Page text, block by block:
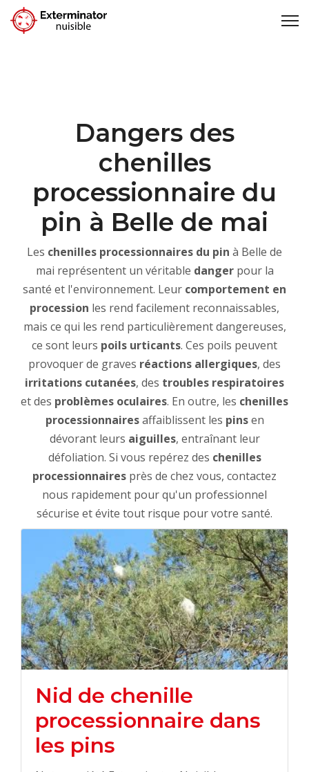
Dangers des
chenilles
processionnaire du
pin à Belle de mai
Les chenilles processionnaires du pin à Belle de
mai représentent un véritable dangerpour la
santé et l'environnement. Leur comportement en
procession les rend facilement reconnaissables,
mais ce qui les rend particulièrement dangereuses,
ce sont leurs poils urticants. Ces poils peuvent
provoquer de graves réactions allergiques, des
irritations cutanées, des troubles respiratoires
et des problèmes oculaires. En outre, les chenilles
processionnairesaffaiblissent les pinsen
dévorant leurs aiguilles, entraînant leur
défoliation. Si vous repérez des chenilles
processionnaires près de chez vous, contactez
nous rapidement pour qu'un professionnel
sécurise et évite tout risque pour votre santé.
Nid de chenille
processionnaire dans
les pins